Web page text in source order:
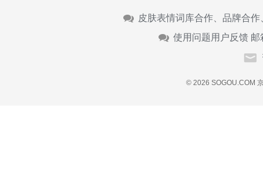
皮肤表情词库合作、品牌合
使用问题用户反馈 邮
© 2026 SOGOU.COM